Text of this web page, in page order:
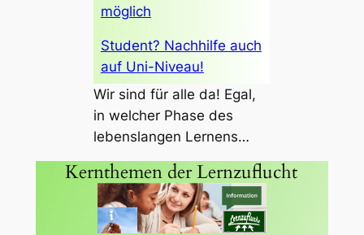
möglich
Student? Nachhilfe auch
auf Uni-Niveau!
Wir sind für alle da! Egal,
in welcher Phase des
lebenslangen Lernens…
Kernthemen der Lernzuflucht